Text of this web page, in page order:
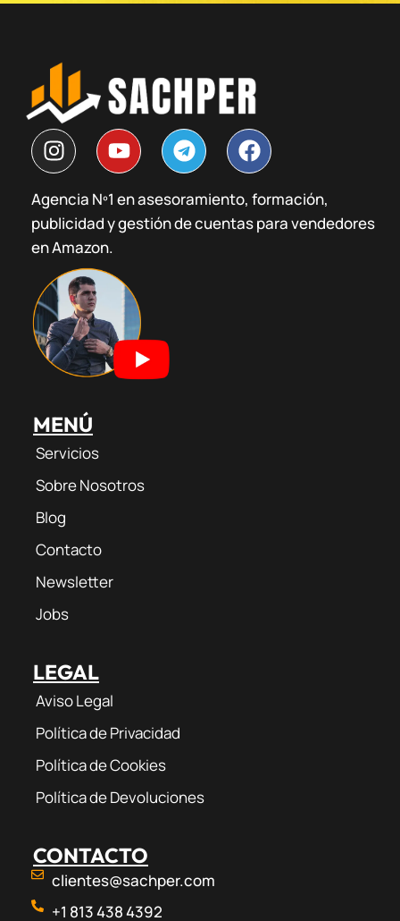
I
n
s
t
a
g
r
a
m
Y
o
u
t
u
e
T
e
l
e
g
F
a
c
e
b
Agencia Nº1 en asesoramiento, formación,
publicidad y gestión de cuentas para vendedores
en Amazon.
MENÚ
Servicios
Sobre Nosotros
Blog
Contacto
Newsletter
Jobs
LEGAL
Aviso Legal
Política de Privacidad
Política de Cookies
Política de Devoluciones
CONTACTO
clientes@sachper.com
+1 813 438 4392